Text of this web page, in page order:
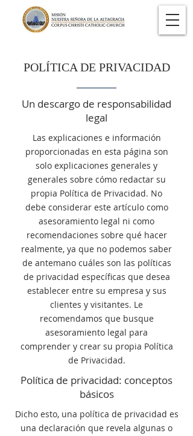
POLÍTICA DE PRIVACIDAD
Un descargo de responsabilidad
legal
Las explicaciones e información
proporcionadas en esta página son
solo explicaciones generales y
generales sobre cómo redactar su
propia Política de Privacidad. No
debe considerar este artículo como
asesoramiento legal ni como
recomendaciones sobre qué hacer
realmente, ya que no podemos saber
de antemano cuáles son las políticas
de privacidad específicas que desea
establecer entre su empresa y sus
clientes y visitantes. Le
recomendamos que busque
asesoramiento legal para
comprender y crear su propia Política
de Privacidad.
Política de privacidad: conceptos
básicos
Dicho esto, una política de privacidad es
una declaración que revela algunas o